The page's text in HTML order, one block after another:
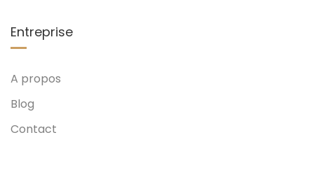
Entreprise
A propos
Blog
Contact